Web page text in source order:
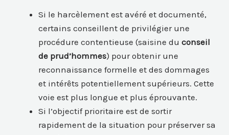
Si le harcèlement est avéré et documenté,
certains conseillent de privilégier une
procédure contentieuse (saisine duconseil
de prud’hommes) pour obtenir une
reconnaissance formelle et des dommages
et intérêts potentiellement supérieurs. Cette
voie est plus longue et plus éprouvante.
Si l’objectif prioritaire est de sortir
rapidement de la situation pour préserver sa